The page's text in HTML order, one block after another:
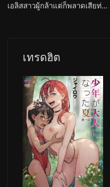
เอลิสสาวผู้กล้าแต่ก็พลาดเสียท่าโดนปีศาจจับมาเย็ด Shakuen no Eris
เทรดฮิต